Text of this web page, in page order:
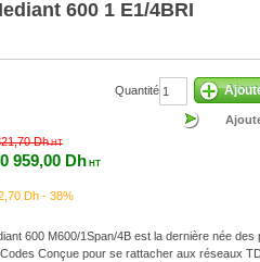
600 1 E1/4BRI
Quantité
DhHT
959,00 Dh HT
Dh - 38%
600 M600/1Span/4B est la dernière née des
Conçue pour se rattacher aux réseaux